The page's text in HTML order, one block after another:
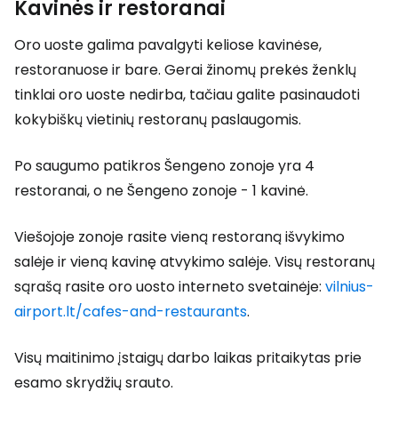
Kavinės ir restoranai
Oro uoste galima pavalgyti keliose kavinėse,
restoranuose ir bare. Gerai žinomų prekės ženklų
tinklai oro uoste nedirba, tačiau galite pasinaudoti
kokybiškų vietinių restoranų paslaugomis.
Po saugumo patikros Šengeno zonoje yra 4
restoranai, o ne Šengeno zonoje - 1 kavinė.
Viešojoje zonoje rasite vieną restoraną išvykimo
salėje ir vieną kavinę atvykimo salėje. Visų restoranų
sąrašą rasite oro uosto interneto svetainėje: vilnius-
airport.lt/cafes-and-restaurants.
Visų maitinimo įstaigų darbo laikas pritaikytas prie
esamo skrydžių srauto.